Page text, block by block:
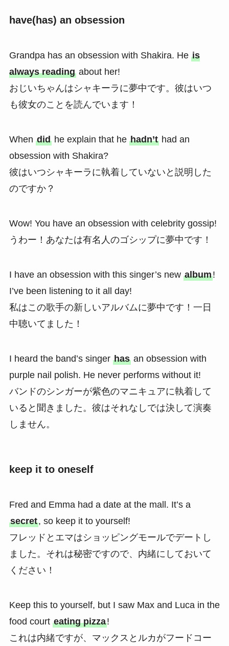
have(has) an obsession
Grandpa has an obsession with Shakira. He is
always readingabout her!
おじいちゃんはシャキーラに夢中です。彼はいつ
も彼女のことを読んでいます！
When didhe explain that he hadn’thad an
obsession with Shakira?
彼はいつシャキーラに執着していないと説明した
のですか？
Wow! You have an obsession with celebrity gossip!
うわー！あなたは有名人のゴシップに夢中です！
I have an obsession with this singer’s new album!
I’ve been listening to it all day!
私はこの歌手の新しいアルバムに夢中です！一日
中聴いてました！
I heard the band’s singer hasan obsession with
purple nail polish. He never performs without it!
バンドのシンガーが紫色のマニキュアに執着して
いると聞きました。彼はそれなしでは決して演奏
しません。
keep it to oneself
Fred and Emma had a date at the mall. It’s a
secret, so keep it to yourself!
フレッドとエマはショッピングモールでデートし
ました。それは秘密ですので、内緒にしておいて
ください！
Keep this to yourself, but I saw Max and Luca in the
food court eating pizza!
これは内緒ですが、マックスとルカがフードコー